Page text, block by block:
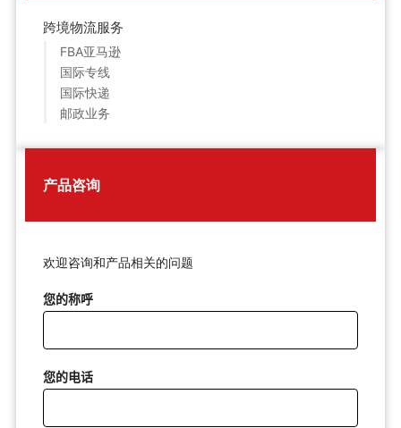
跨境物流服务
FBA亚马逊
国际专线
国际快递
邮政业务
产品咨询
欢迎咨询和产品相关的问题
您的称呼
您的电话